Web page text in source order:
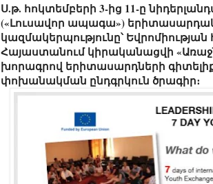
Ս.թ. հոկտեմբերի 3-ից 11-ը
(«Լուսավոր ապագա»)
կազմակերպությունը՝ Եվրոմիության
Հայաստանում կիրականացվի
խորագրով երիտասարդների
փոխանակման ընդգրկուն ծրագիր։